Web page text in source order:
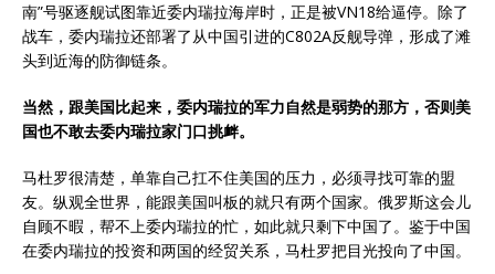
南”号驱逐舰试图靠近委内瑞拉海岸时，正是被VN18给逼停。除了
战车，委内瑞拉还部署了从中国引进的C802A反舰导弹，形成了滩
头到近海的防御链条。
当然，跟美国比起来，委内瑞拉的军力自然是弱势的那方，否则美
国也不敢去委内瑞拉家门口挑衅。
马杜罗很清楚，单靠自己扛不住美国的压力，必须寻找可靠的盟
友。纵观全世界，能跟美国叫板的就只有两个国家。俄罗斯这会儿
自顾不暇，帮不上委内瑞拉的忙，如此就只剩下中国了。鉴于中国
在委内瑞拉的投资和两国的经贸关系，马杜罗把目光投向了中国。